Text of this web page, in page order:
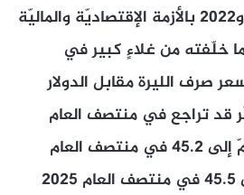
منتصف الأعوام 2020 و2022 بالأزمة الإقتصاديّة والماليّة
خلّفته من غلاءٍ كبير في
صرف الليرة مقابل الدولار
قد تراجع في منتصف العام
2023 إلى 54.0 ومن ثمّ إلى 45.2 في منتصف العام
2024 ليعود ويزيد إلى 45.5 في منتصف العام 2025